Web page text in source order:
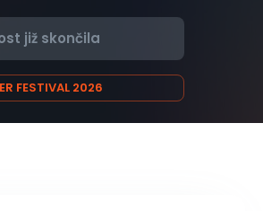
již skončila
FESTIVAL 2026